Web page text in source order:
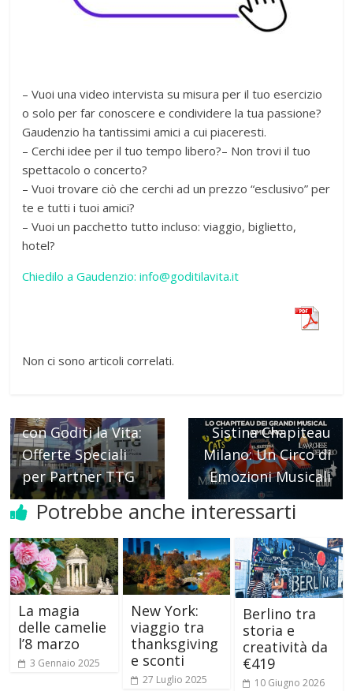
– Vuoi una video intervista su misura per il tuo esercizio
o solo per far conoscere e condividere la tua passione?
Gaudenzio ha tantissimi amici a cui piaceresti.
– Cerchi idee per il tuo tempo libero?– Non trovi il tuo
spettacolo o concerto?
– Vuoi trovare ciò che cerchi ad un prezzo “esclusivo” per
te e tutti i tuoi amici?
– Vuoi un pacchetto tutto incluso: viaggio, biglietto,
hotel?
Chiedilo a Gaudenzio: info@goditilavita.it
Non ci sono articoli correlati.
con Goditi la Vita:
Offerte Speciali
per Partner TTG
Sistina Chapiteau
Milano: Un Circo di
Emozioni Musicali
Potrebbe anche interessarti
La magia
delle camelie
l’8 marzo
3 Gennaio 2025
New York:
viaggio tra
thanksgiving
e sconti
27 Luglio 2025
Berlino tra
storia e
creatività da
€419
10 Giugno 2026